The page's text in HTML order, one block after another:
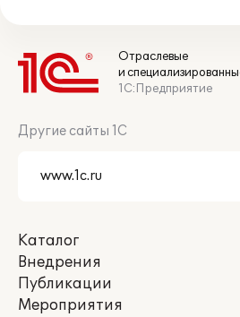
Отраслевые
и
1С:Предприятие
Другие сайты 1С
Каталог
Внедрения
Публикации
Мероприятия